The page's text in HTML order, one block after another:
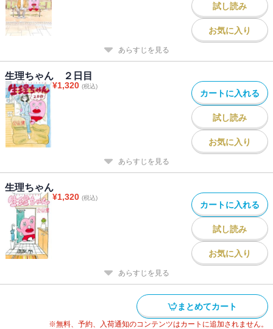
試し読み
お気に入り
あらすじを見る
生理ちゃん ２日目
¥1,320 (税込)
カートに入れる
試し読み
お気に入り
あらすじを見る
生理ちゃん
¥1,320 (税込)
カートに入れる
試し読み
お気に入り
あらすじを見る
まとめてカート
※無料、予約、入荷通知のコンテンツはカートに追加されません。